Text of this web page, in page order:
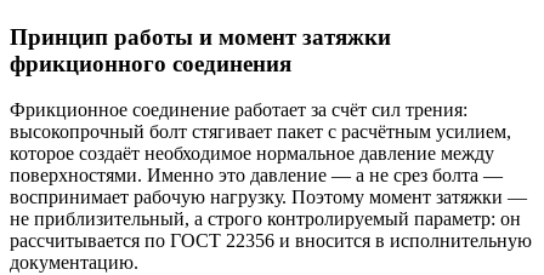
Принцип работы и момент затяжки
фрикционного соединения
Фрикционное соединение работает за счёт сил трения:
высокопрочный болт стягивает пакет с расчётным усилием,
которое создаёт необходимое нормальное давление между
поверхностями. Именно это давление — а не срез болта —
воспринимает рабочую нагрузку. Поэтому момент затяжки —
не приблизительный, а строго контролируемый параметр: он
рассчитывается по ГОСТ 22356 и вносится в исполнительную
документацию.